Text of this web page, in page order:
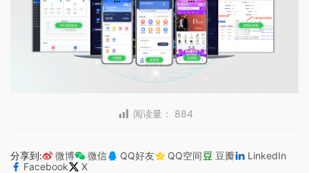
阅读量： 884
分享到: 微博 微信 QQ好友 QQ空间 豆瓣
LinkedIn
Facebook
X